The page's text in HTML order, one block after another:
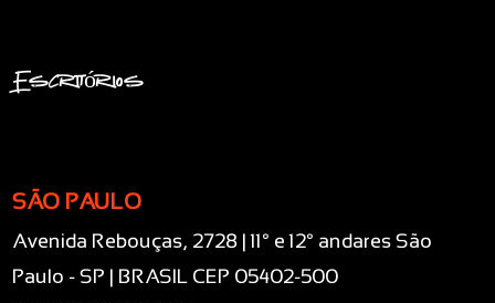
Escritórios
SÃO PAULO
Avenida Rebouças, 2728 | 11° e 12° andares São
Paulo - SP | BRASIL CEP 05402-500